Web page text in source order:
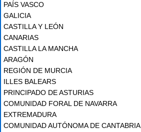
PAÍS VASCO
GALICIA
CASTILLA Y LEÓN
CANARIAS
CASTILLA LA MANCHA
ARAGÓN
REGIÓN DE MURCIA
ILLES BALEARS
PRINCIPADO DE ASTURIAS
COMUNIDAD FORAL DE NAVARRA
EXTREMADURA
COMUNIDAD AUTÓNOMA DE CANTABRIA